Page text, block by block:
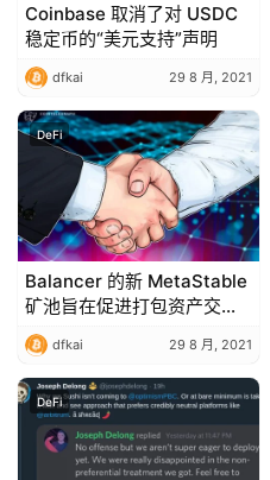
Coinbase 取消了对 USDC
稳定币的“美元支持”声明
dfkai 29 8 月, 2021
DeFi
Balancer 的新 MetaStable
矿池旨在促进打包资产交易
所
dfkai 29 8 月, 2021
DeFi